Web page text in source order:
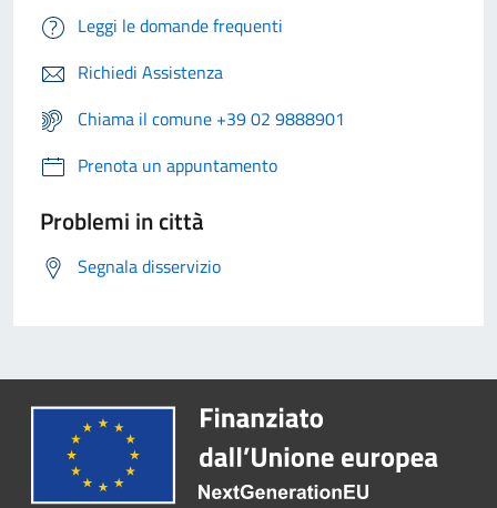
Leggi le domande frequenti
Richiedi Assistenza
Chiama il comune +39 02 9888901
Prenota un appuntamento
Problemi in città
Segnala disservizio